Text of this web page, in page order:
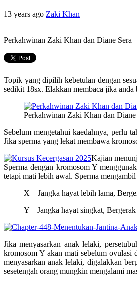
13 years ago Zaki Khan
Perkahwinan Zaki Khan dan Diane Sera
Topik yang dipilih kebetulan dengan
sedikit 18sx. Elakkan membaca jika
Perkahwinan Zaki Khan dan Diane
Sebelum mengetahui kaedahnya, perlu
Jika sperma yang lekat membawa
Kajian
Sperma dengan kromosom Y
tetapi mati lebih awal. Sperma
X – Jangka hayat lebih lama,
Y – Jangka hayat singkat,
Jika menyasarkan anak lelaki,
kromosom Y akan mati sebelum ovulasi
menyasarkan anak lelaki, digalakkan
sesetengah orang mungkin mengalami